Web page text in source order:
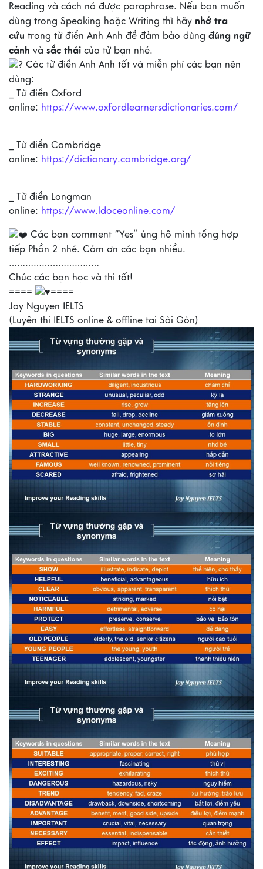
Reading và cách nó được paraphrase. Nếu bạn muốn
dùng trong Speaking hoặc Writing thì hãy nhớ tra
cứu trong từ điển Anh Anh để đảm bảo dùng đúng ngữ
cảnh và sắc thái của từ bạn nhé.
Các từ điển Anh Anh tốt và miễn phí các bạn nên
dùng:
_ Từ điển Oxford
online: https://www.oxfordlearnersdictionaries.com/
_ Từ điển Cambridge
online: https://dictionary.cambridge.org/
_ Từ điển Longman
online: https://www.ldoceonline.com/
Các bạn comment “Yes” ủng hộ mình tổng hợp
tiếp Phần 2 nhé. Cảm ơn các bạn nhiều.
……………………………
Chúc các bạn học và thi tốt!
====
====
Jay Nguyen IELTS
(Luyện thi IELTS online & offline tại Sài Gòn)